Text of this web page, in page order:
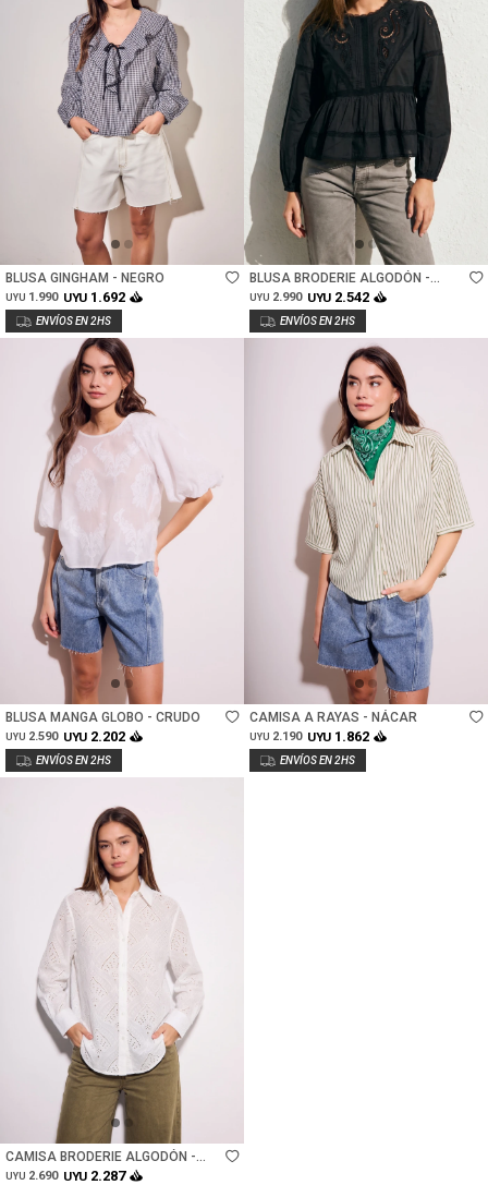
BLUSA GINGHAM - NEGRO
UYU 1.990 UYU 1.692
Talle
BLUSA BRODERIE ALGODÓN -
NEGRO
UYU 2.990 UYU 2.542
Talle
BLUSA MANGA GLOBO - CRUDO
UYU 2.590 UYU 2.202
CAMISA A RAYAS - NÁCAR
UYU 2.190 UYU 1.862
Talle
CAMISA BRODERIE ALGODÓN -
NACAR
UYU 2.690 UYU 2.287